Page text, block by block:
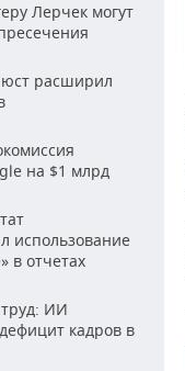
Лерчек могут
расширил
на $1 млрд
использование
в отчетах
ИИ
кадров в